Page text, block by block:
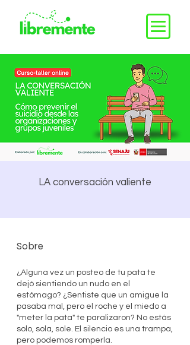
LA conversación valiente
Sobre
¿Alguna vez un posteo de tu pata te
dejó sientiendo un nudo en el
estómago? ¿Sentiste que un amigue la
pasaba mal, pero el roche y el miedo a
"meter la pata" te paralizaron? No estás
solo, sola, sole. El silencio es una trampa,
pero podemos romperla.